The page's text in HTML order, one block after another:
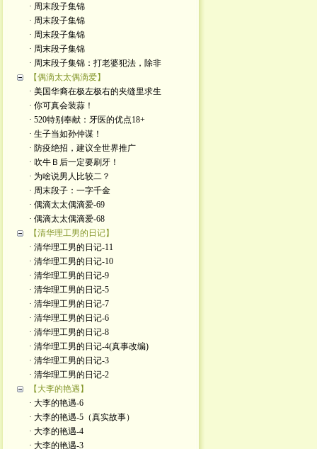
· 周末段子集锦
· 周末段子集锦
· 周末段子集锦
· 周末段子集锦
· 周末段子集锦：打老婆犯法，除非
【偶滴太太偶滴爱】
· 美国华裔在极左极右的夹缝里求生
· 你可真会装蒜！
· 520特别奉献：牙医的优点18+
· 生子当如孙仲谋！
· 防疫绝招，建议全世界推广
· 吹牛Ｂ后一定要刷牙！
· 为啥说男人比较二？
· 周末段子：一字千金
· 偶滴太太偶滴爱-69
· 偶滴太太偶滴爱-68
【清华理工男的日记】
· 清华理工男的日记-11
· 清华理工男的日记-10
· 清华理工男的日记-9
· 清华理工男的日记-5
· 清华理工男的日记-7
· 清华理工男的日记-6
· 清华理工男的日记-8
· 清华理工男的日记-4(真事改编)
· 清华理工男的日记-3
· 清华理工男的日记-2
【大李的艳遇】
· 大李的艳遇-6
· 大李的艳遇-5（真实故事）
· 大李的艳遇-4
· 大李的艳遇-3